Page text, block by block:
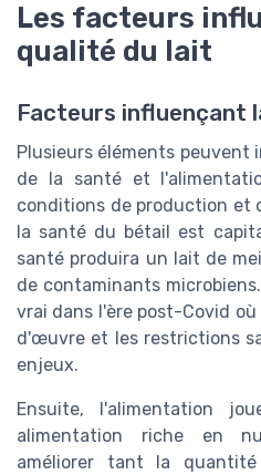
Les facteurs
qualité du lait
Facteurs influençant
Plusieurs éléments peuvent
de la santé et
conditions de production et
la santé du bétail est
santé produira un lait de
de contaminants
vrai dans l'ère post-Covid
d'œuvre et les restrictions
enjeux.
Ensuite, l'alimentation
alimentation riche en
améliorer tant la